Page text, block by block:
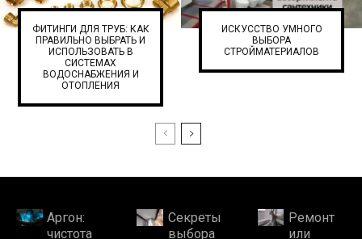
ФИТИНГИ ДЛЯ ТРУБ: КАК
ПРАВИЛЬНО ВЫБРАТЬ И
ИСПОЛЬЗОВАТЬ В
СИСТЕМАХ
ВОДОСНАБЖЕНИЯ И
ОТОПЛЕНИЯ
ИСКУССТВО УМНОГО
ВЫБОРА
СТРОЙМАТЕРИАЛОВ
Аргон:
чистота
Секреты
выбора
Ремонт
или